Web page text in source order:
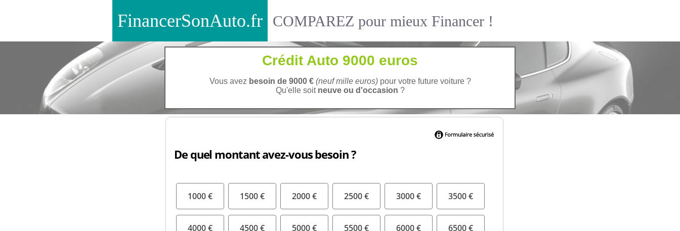
FinancerSonAuto.fr COMPAREZ pour mieux Financer !
Crédit Auto 9000 euros
Vous avez besoin de 9000 € (neuf mille euros)pour votre future voiture ?
Qu'elle soit neuve ou d'occasion ?